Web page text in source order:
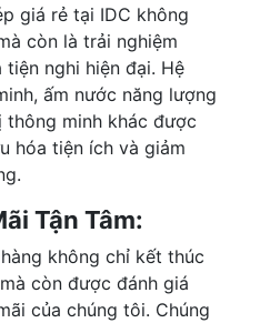
giá rẻ tại IDC không
còn là trải nghiệm
nghi hiện đại. Hệ
ấm nước năng lượng
minh khác được
hóa tiện ích và giảm
Tận Tâm:
không chỉ kết thúc
còn được đánh giá
của chúng tôi. Chúng